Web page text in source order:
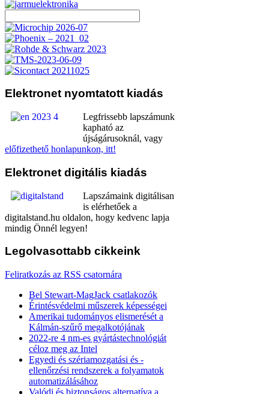
Elektronet nyomtatott kiadás
Legfrissebb lapszámunk
kapható az
újságárusoknál, vagy
előfizethető honlapunkon, itt!
Elektronet digitális kiadás
Lapszámaink digitálisan
is elérhetőek a
digitalstand.hu oldalon, hogy kedvenc lapja
mindig Önnél legyen!
Legolvasottabb cikkeink
Feliratkozás az RSS csatornára
Bel Stewart-MagJack csatlakozók
Érintésvédelmi műszerek képességei
Amerikai tudományos elismerését a
Kálmán-szűrő megalkotójának
2022-re 4 nm-es gyártástechnológiát
céloz meg az Intel
Egyedi és szériamozgatási és -
ellenőrzési rendszerek a folyamatok
automatizálásához
Valódi és biztonságos alternatíva a